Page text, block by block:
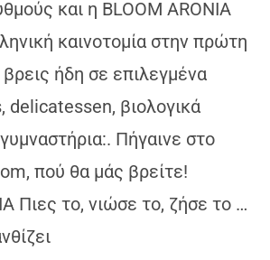
και η ΒLOOM ARONIA
καινοτομία στην πρώτη
ήδη σε επιλεγμένα
delicatessen, βιολογικά
Πήγαινε στο
πού θα μάς βρείτε!
Πιες το, νιώσε το, ζήσε το …